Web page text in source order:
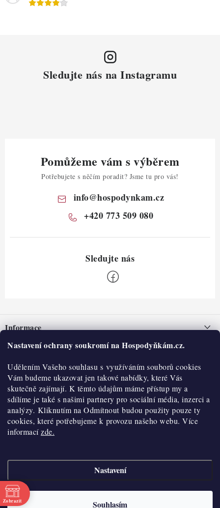
Nastavení ochrany soukromí na Hospodyňkám.cz.
Udělením Vašeho souhlasu s využíváním souborů cookies
Vám budeme ukazovat jen takové nabídky, které Vás
skutečně zajímají. K těmto údajům máme přístup my a
sdílíme je také s našimi partnery pro sociální média, inzerci a
analýzy. Kliknutím na Odmítnout budou použity pouze ty
cookies, které potřebujeme k provozu našeho webu. Více
informacízde.
Nastavení
Souhlasím
Sledujte nás na Instagramu
Pomůžeme vám s výběrem
Potřebujete s něčím poradit? Jsme tu pro vás!
info@hospodynkam.cz
+420 773 509 080
pInformace
Nepřevzetí zásilky na dobírku
Obchodní podmínky
Hodnocení obchodu
Blog
Moje objednávka
O nás
Historie
Kontakty
O nákupu
Reklamace a vratky
Výdejní místa
Velkoobchod
Vytvořil Shoptet
Copyright 2026
cookies
Zobrazit